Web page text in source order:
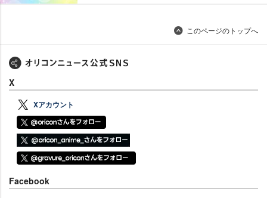
このページのトップへ
X
Xアカウント
Facebook